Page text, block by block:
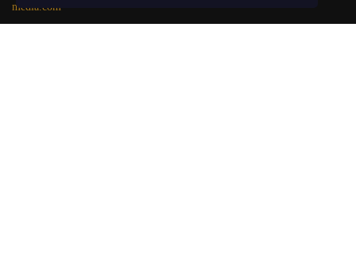
media.com